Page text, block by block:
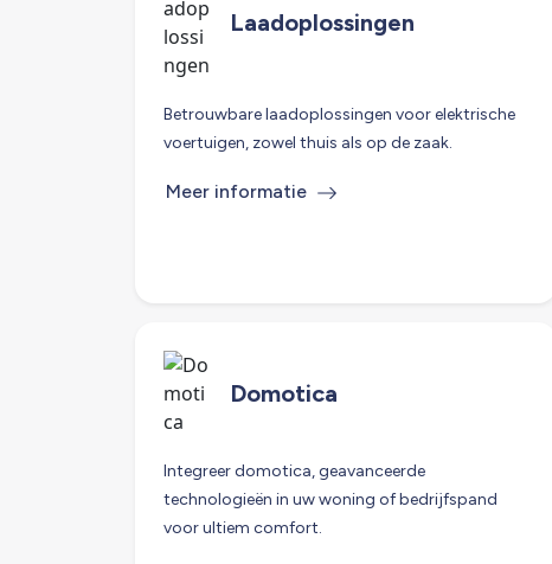
Laadoplossingen
Betrouwbare laadoplossingen voor elektrische
voertuigen, zowel thuis als op de zaak.
Meer informatie
Domotica
Integreer domotica, geavanceerde
technologieën in uw woning of bedrijfspand
voor ultiem comfort.